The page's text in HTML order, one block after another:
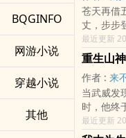
BQGINFO
网游小说
穿越小说
其他
欢小站
苍天再借
丈，步步
空，今生
光护体，
位书友要
向您群和
各位书友
记向您群
者：离人
最近更新
重生山神
作者 : 来
当武威发
时，他终
在脚下，
各位书友
最近更新